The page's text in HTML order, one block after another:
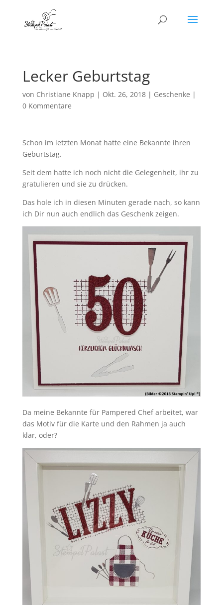
Lecker Geburtstag
von Christiane Knapp | Okt. 26, 2018| Geschenke |
0 Kommentare
Schon im letzten Monat hatte eine Bekannte ihren
Geburtstag.
Seit dem hatte ich noch nicht die Gelegenheit, ihr zu
gratulieren und sie zu drücken.
Das hole ich in diesen Minuten gerade nach, so kann
ich Dir nun auch endlich das Geschenk zeigen.
Da meine Bekannte für Pampered Chef arbeitet, war
das Motiv für die Karte und den Rahmen ja auch
klar, oder?